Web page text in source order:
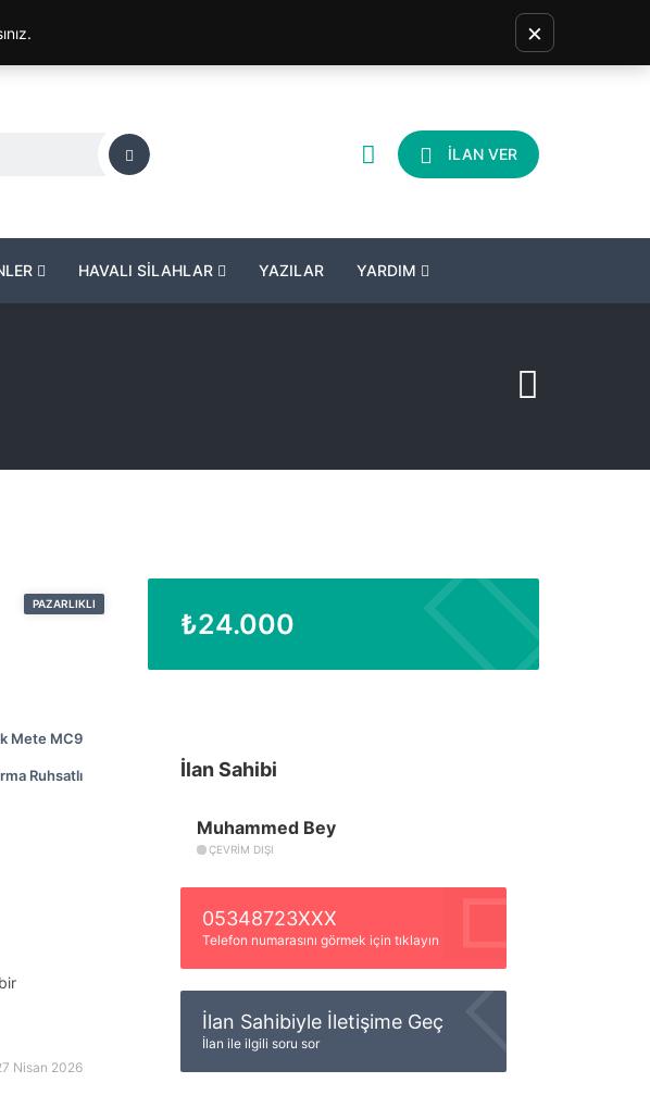
İLAN VER
HAVALI SİLAHLAR YAZILAR YARDIM
PAZARLIKLI
Mete MC9
Ruhsatlı
Nisan 2026
₺24.000
İlan Sahibi
Muhammed Bey
ÇEVRIM DIŞI
05348723XXX
Telefon numarasını görmek için tıklayın
İlan Sahibiyle İletişime Geç
İlan ile ilgili soru sor
×